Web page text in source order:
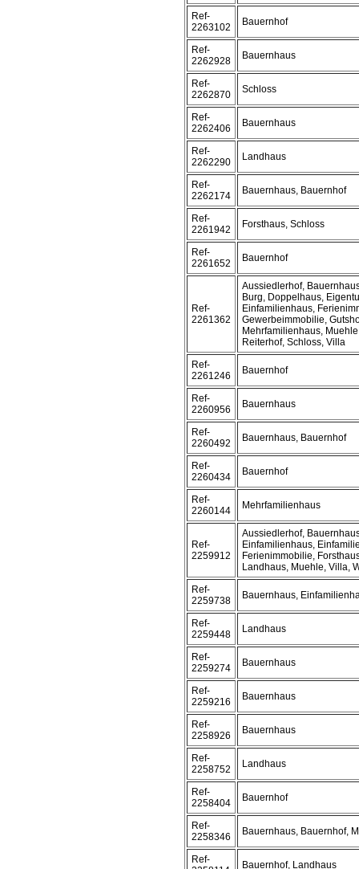
Ref-
2263102
Bauernhof
Ref-
2262928
Bauernhaus
Ref-
2262870
Schloss
Ref-
2262406
Bauernhaus
Ref-
2262290
Landhaus
Ref-
2262174
Bauernhaus, Bauernhof
Ref-
2261942
Forsthaus, Schloss
Ref-
2261652
Bauernhof
Ref-
2261362
Aussiedlerhof,
Burg, Doppelhaus,
Einfamilienhaus,
Gewerbeimmobilie,
Mehrfamilienhaus,
Reiterhof, Schloss, Villa
Ref-
2261246
Bauernhof
Ref-
2260956
Bauernhaus
Ref-
2260492
Bauernhaus, Bauernhof
Ref-
2260434
Bauernhof
Ref-
2260144
Mehrfamilienhaus
Ref-
2259912
Aussiedlerhof,
Einfamilienhaus,
Ferienimmobilie,
Landhaus, Muehle, Villa,
Ref-
2259738
Bauernhaus,
Ref-
2259448
Landhaus
Ref-
2259274
Bauernhaus
Ref-
2259216
Bauernhaus
Ref-
2258926
Bauernhaus
Ref-
2258752
Landhaus
Ref-
2258404
Bauernhof
Ref-
2258346
Bauernhaus, Bauernhof,
Ref-
Bauernhof, Landhaus